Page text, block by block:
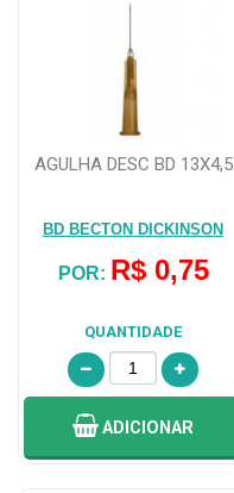
AGULHA DESC BD 13X4,5
BD BECTON DICKINSON
POR: R$ 0,75
QUANTIDADE
ADICIONAR